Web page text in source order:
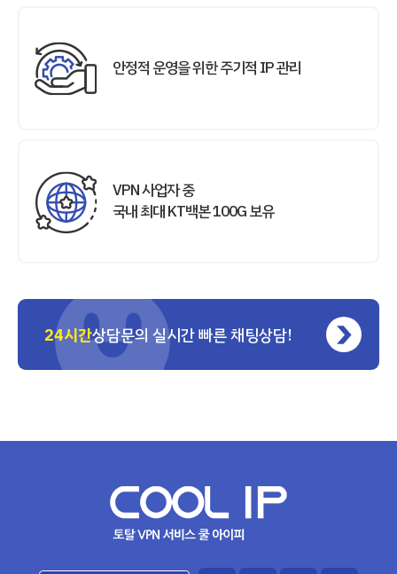
안정적 운영을 위한 주기적 IP 관리
VPN 사업자 중
국내 최대 KT백본 100G 보유
24시간상담문의 실시간 빠른 채팅상담!